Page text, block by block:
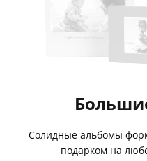
Солидные альбомы
подарком на